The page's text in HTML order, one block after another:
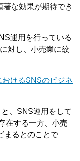
な効果が期待でき
運用を行っている
対し、小売業に絞
けるSNSのビジネ
、SNS運用をして
在する一方、小売
まるとのことで